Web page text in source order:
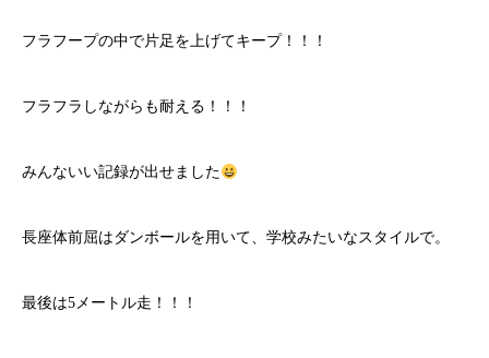
フラフープの中で片足を上げてキープ！！！
フラフラしながらも耐える！！！
みんないい記録が出せました
長座体前屈はダンボールを用いて、学校みたいなスタイルで。
最後は5メートル走！！！